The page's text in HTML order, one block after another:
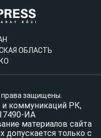
ОБЛАСТЬ
защищены.
коммуникаций РК,
ИА
материалов сайта
допускается только с